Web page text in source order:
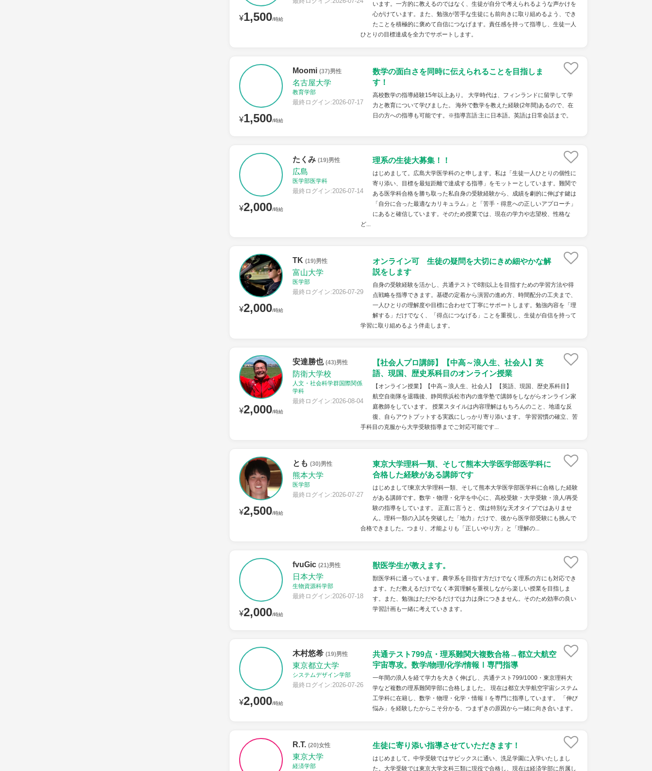
¥1,500/時給
います。一方的に教えるのではなく、生徒が自分で考えられるような声かけを
心がけています。また、勉強が苦手な生徒にも前向きに取り組めるよう、でき
たことを積極的に褒めて自信につなげます。責任感を持って指導し、生徒一人
ひとりの目標達成を全力でサポートします。
¥1,500/時給
Moomi (37)男性
名古屋大学
教育学部
最終ログイン:2026-07-17
数学の面白さを同時に伝えられることを目指しま
す！
高校数学の指導経験15年以上あり。 大学時代は、フィンランドに留学して学
力と教育について学びました。 海外で数学を教えた経験(2年間)あるので、在
日の方への指導も可能です。※指導言語:主に日本語。英語は日常会話まで。
¥2,000/時給
たくみ (19)男性
広島
医学部医学科
最終ログイン:2026-07-14
理系の生徒大募集！！
はじめまして。広島大学医学科のと申します。私は「生徒一人ひとりの個性に
寄り添い、目標を最短距離で達成する指導」をモットーとしています。難関で
ある医学科合格を勝ち取った私自身の受験経験から、成績を劇的に伸ばす鍵は
「自分に合った最適なカリキュラム」と「苦手・得意への正しいアプローチ」
にあると確信しています。そのため授業では、現在の学力や志望校、性格な
ど...
¥2,000/時給
TK (19)男性
富山大学
医学部
最終ログイン:2026-07-29
オンライン可 生徒の疑問を大切にきめ細やかな解
説をします
自身の受験経験を活かし、共通テストで8割以上を目指すための学習方法や得
点戦略を指導できます。基礎の定着から演習の進め方、時間配分の工夫まで、
一人ひとりの理解度や目標に合わせて丁寧にサポートします。勉強内容を「理
解する」だけでなく、「得点につなげる」ことを重視し、生徒が自信を持って
学習に取り組めるよう伴走します。
¥2,000/時給
安達勝也 (43)男性
防衛大学校
人文・社会科学群国際関係
学科
最終ログイン:2026-08-04
【社会人プロ講師】【中高～浪人生、社会人】英
語、現国、歴史系科目のオンライン授業
【オンライン授業】【中高～浪人生、社会人】 【英語、現国、歴史系科目】
航空自衛隊を退職後、静岡県浜松市内の進学塾で講師をしながらオンライン家
庭教師をしています。 授業スタイルは内容理解はもちろんのこと、地道な反
復、自らアウトプットする実践にしっかり寄り添います。 学習習慣の確立、苦
手科目の克服から大学受験指導までご対応可能です...
¥2,500/時給
とも (30)男性
熊本大学
医学部
最終ログイン:2026-07-27
東京大学理科一類、そして熊本大学医学部医学科に
合格した経験がある講師です
はじめまして!東京大学理科一類、そして熊本大学医学部医学科に合格した経験
がある講師です。数学・物理・化学を中心に、高校受験・大学受験・浪人/再受
験の指導をしています。 正直に言うと、僕は特別な天才タイプではありませ
ん。理科一類の入試を突破した「地力」だけで、後から医学部受験にも挑んで
合格できました。つまり、才能よりも「正しいやり方」と「理解の...
¥2,000/時給
fvuGic (21)男性
日本大学
生物資源科学部
最終ログイン:2026-07-18
獣医学生が教えます。
獣医学科に通っています。農学系を目指す方だけでなく理系の方にも対応でき
ます。ただ教えるだけでなく本質理解を重視しながら楽しい授業を目指しま
す。また、勉強はただやるだけでは力は身につきません。そのため効率の良い
学習計画も一緒に考えていきます。
¥2,000/時給
木村悠希 (19)男性
東京都立大学
システムデザイン学部
最終ログイン:2026-07-26
共通テスト799点・理系難関大複数合格→都立大航空
宇宙専攻。数学/物理/化学/情報Ⅰ専門指導
一年間の浪人を経て学力を大きく伸ばし、共通テスト799/1000・東京理科大
学など複数の理系難関学部に合格しました。 現在は都立大学航空宇宙システム
工学科に在籍し、数学・物理・化学・情報Ⅰを専門に指導しています。 「伸び
悩み」を経験したからこそ分かる、つまずきの原因から一緒に向き合います。
R.T. (20)女性
東京大学
経済学部
生徒に寄り添い指導させていただきます！
はじめまして。中学受験ではサピックスに通い、洗足学園に入学いたしまし
た。大学受験では東京大学文科三類に現役で合格し、現在は経済学部に所属し